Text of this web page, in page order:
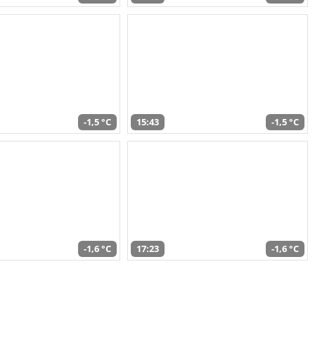
-1,5 °C 15:43 -1,5 °C
-1,6 °C 17:23 -1,6 °C